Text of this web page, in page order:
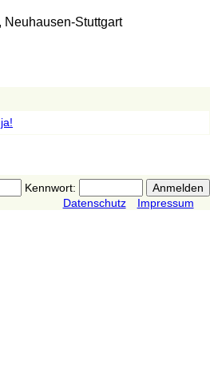
Stuttgart
Kennwort:
Datenschutz
Impressum